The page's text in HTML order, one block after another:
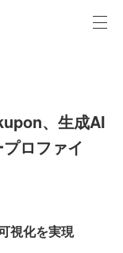
、生成AI
ロファイ
視化を実現